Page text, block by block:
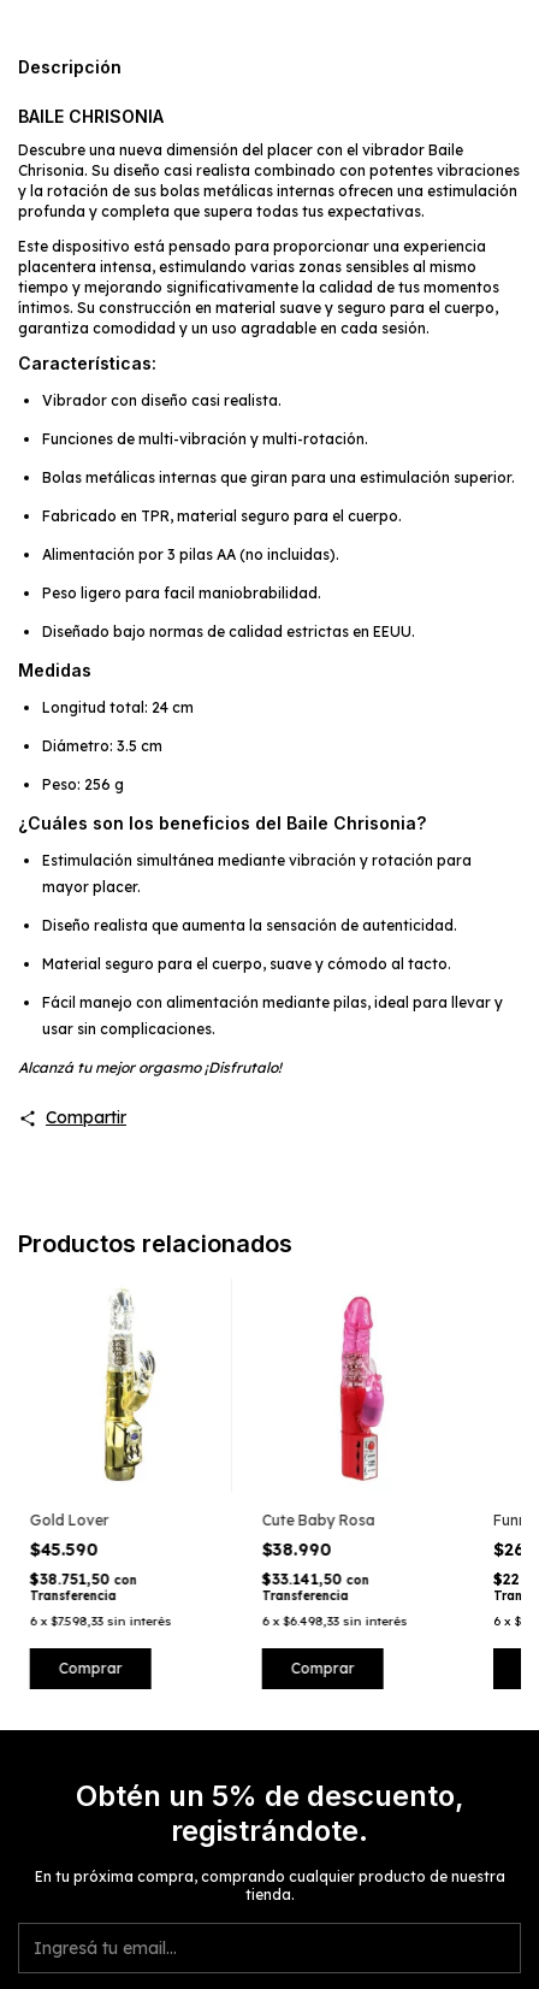
Descripción
BAILE CHRISONIA
Descubre una nueva dimensión del placer con el vibrador Baile
Chrisonia. Su diseño casi realista combinado con potentes vibraciones
y la rotación de sus bolas metálicas internas ofrecen una estimulación
profunda y completa que supera todas tus expectativas.
Este dispositivo está pensado para proporcionar una experiencia
placentera intensa, estimulando varias zonas sensibles al mismo
tiempo y mejorando significativamente la calidad de tus momentos
íntimos. Su construcción en material suave y seguro para el cuerpo,
garantiza comodidad y un uso agradable en cada sesión.
Características:
Vibrador con diseño casi realista.
Funciones de multi-vibración y multi-rotación.
Bolas metálicas internas que giran para una estimulación superior.
Fabricado en TPR, material seguro para el cuerpo.
Alimentación por 3 pilas AA (no incluidas).
Peso ligero para facil maniobrabilidad.
Diseñado bajo normas de calidad estrictas en EEUU.
Medidas
Longitud total: 24 cm
Diámetro: 3.5 cm
Peso: 256 g
¿Cuáles son los beneficios del Baile Chrisonia?
Estimulación simultánea mediante vibración y rotación para
mayor placer.
Diseño realista que aumenta la sensación de autenticidad.
Material seguro para el cuerpo, suave y cómodo al tacto.
Fácil manejo con alimentación mediante pilas, ideal para llevar y
usar sin complicaciones.
Alcanzá tu mejor orgasmo ¡Disfrutalo!
Compartir
Productos relacionados
Gold Lover
$45.590
$38.751,50 con
Transferencia
6 x$7.598,33 sin interés
Cute Baby Rosa
$38.990
$33.141,50 con
Transferencia
6 x$6.498,33 sin interés
Funny
6 x
Obtén un 5% de descuento,
registrándote.
En tu próxima compra, comprando cualquier producto de nuestra
tienda.